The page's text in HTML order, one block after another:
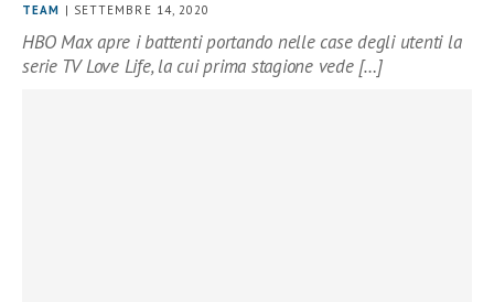
TEAM | SETTEMBRE 14, 2020
HBO Max apre i battenti portando nelle case degli utenti la
serie TV Love Life, la cui prima stagione vede […]